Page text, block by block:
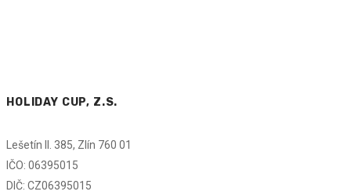
HOLIDAY CUP, Z.S.
Lešetín II. 385, Zlín 760 01
IČO: 06395015
DIČ: CZ06395015